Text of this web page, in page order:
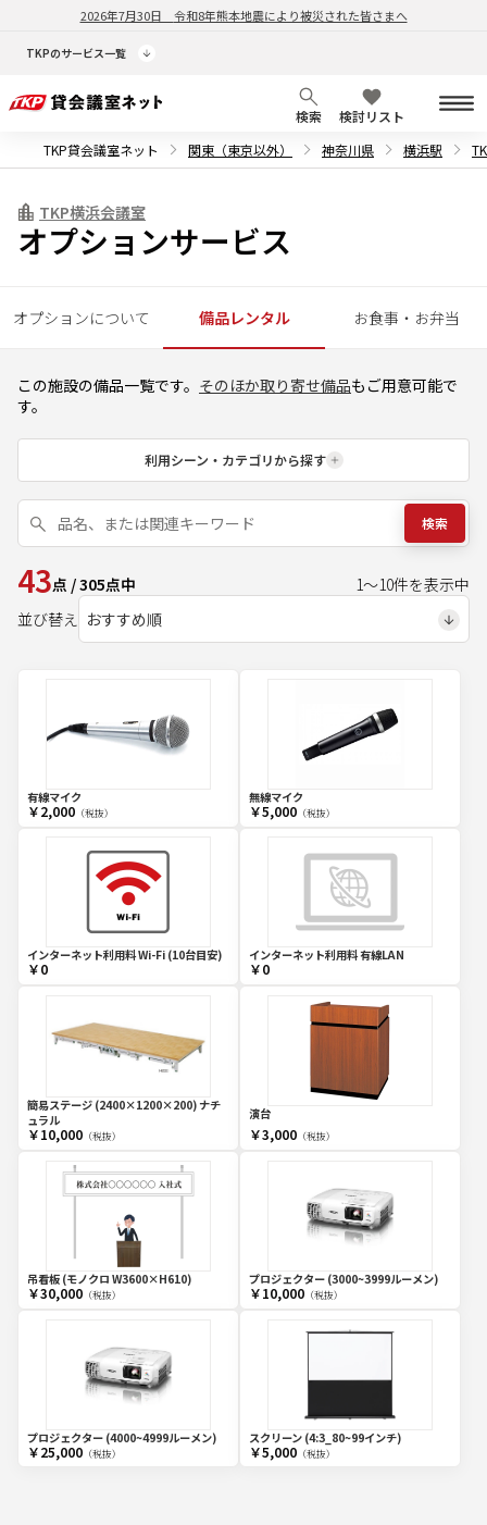
2026年7月30日 令和8年熊本地震により被災された皆さまへ
TKPのサービス一覧
検索
検討リスト
TKP貸会議室ネット
関東（東京以外） 神奈川県 横浜駅
TKP横浜会議室
オプションサービス
オプションについて 備品レンタル お食事・お弁当
この施設の備品一覧です。 そのほか取り寄せ備品もご用意可能で
す。
利用シーン・カテゴリから探す
検索
43点 /305点中 1～10件を表示中
並び替え
有線マイク
￥2,000（税抜）
無線マイク
￥5,000（税抜）
インターネット利用料 Wi-Fi (10台目安)
￥0
インターネット利用料 有線LAN
￥0
簡易ステージ (2400×1200×200) ナチ
ュラル
￥10,000（税抜）
演台
￥3,000（税抜）
吊看板 (モノクロ W3600×H610)
￥30,000（税抜）
プロジェクター (3000~3999ルーメン)
￥10,000（税抜）
プロジェクター (4000~4999ルーメン)
￥25,000（税抜）
スクリーン (4:3_80~99インチ)
￥5,000（税抜）